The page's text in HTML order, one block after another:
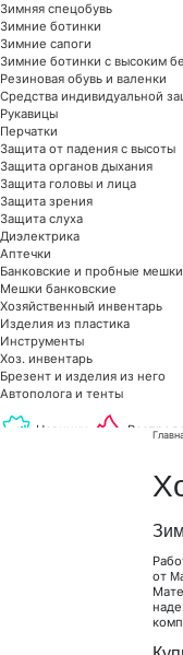
Зимняя спецобувь
Зимние ботинки
Зимние сапоги
Зимние ботинки с высоким
Резиновая обувь и валенки
Средства индивидуальной
Рукавицы
Перчатки
Защита от падения с высоты
Защита органов дыхания
Защита головы и лица
Защита зрения
Защита слуха
Диэлектрика
Аптечки
Банковские и пробные мешки
Мешки банковские
Хозяйственный инвентарь
Изделия из пластика
Инструменты
Хоз. инвентарь
Брезент и изделия из него
Автополога и тенты
Новинки
от